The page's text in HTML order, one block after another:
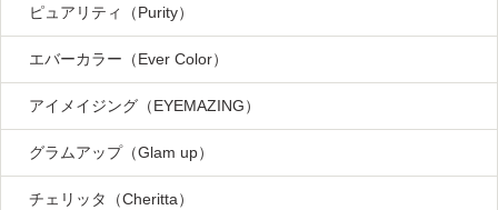
ピュアリティ（Purity）
エバーカラー（Ever Color）
アイメイジング（EYEMAZING）
グラムアップ（Glam up）
チェリッタ（Cheritta）